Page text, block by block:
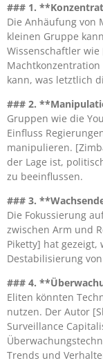
### 1.
Die Anhäufung von
kleinen Gruppe
Wissenschaftler
kann, was letztlich
### 2.
Gruppen wie die
Einfluss
manipulieren.
der Lage ist,
zu beeinflussen.
### 3.
Die Fokussierung
zwischen Arm und
Piketty] hat
Destabilisierung
### 4.
Eliten könnten
nutzen. Der Autor
Surveillance
Trends und